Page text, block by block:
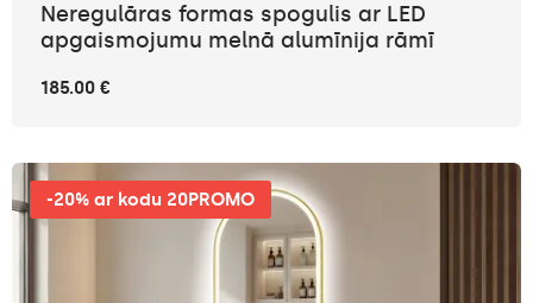
Neregulāras formas spogulis ar LED
apgaismojumu melnā alumīnija rāmī
185.00 €
-20% ar kodu 20PROMO